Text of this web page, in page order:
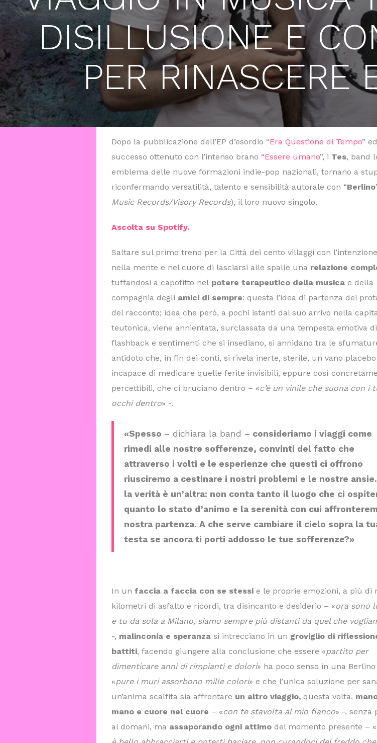
DISILLUSIONE E
PER RINASCERE
Dopo la pubblicazione dell’EP d’esordio “Era Questione di Tempo”
successo ottenuto con l’intenso brano “Essere umano”, i Tes, band
emblema delle nuove formazioni indie-pop nazionali, tornano a
riconfermando versatilità, talento e sensibilità autorale con “Berlino
Music Records/Visory Records), il loro nuovo singolo.
Ascolta su Spotify.
Saltare sul primo treno per la Città dei cento villaggi con
nella mente e nel cuore di lasciarsi alle spalle una relazione
tuffandosi a capofitto nel potere terapeutico della musica e della
compagnia degli amici di sempre: questa l’idea di partenza del
del racconto; idea che però, a pochi istanti dal suo arrivo nella
teutonica, viene annientata, surclassata da una tempesta emotiva di
flashback e sentimenti che si insediano, si annidano tra le
antidoto che, in fin dei conti, si rivela inerte, sterile, un vano placebo
incapace di medicare quelle ferite invisibili, eppure così
percettibili, che ci bruciano dentro – «c’è un vinile che suona con i
occhi dentro» -.
«Spesso – dichiara la band – consideriamo i viaggi come
rimedi alle nostre sofferenze, convinti del fatto che
attraverso i volti e le esperienze che questi ci offrono
riusciremo a cestinare i nostri problemi e le nostre
la verità è un’altra: non conta tanto il luogo che ci
quanto lo stato d’animo e la serenità con cui
nostra partenza. A che serve cambiare il cielo sopra la
testa se ancora ti porti addosso le tue sofferenze?»
In un faccia a faccia con se stessi e le proprie emozioni, a più di
kilometri di asfalto e ricordi, tra disincanto e desiderio – «ora sono
e tu da sola a Milano, siamo sempre più distanti da quel che
-, malinconia e speranza si intrecciano in un groviglio di
battiti, facendo giungere alla conclusione che essere «partito per
dimenticare anni di rimpianti e dolori» ha poco senso in una
«pure i muri assorbono mille colori» e che l’unica soluzione per
un’anima scalfita sia affrontare un altro viaggio, questa volta,
mano e cuore nel cuore – «con te stavolta al mio fianco» -, senza
al domani, ma assaporando ogni attimo del momento presente – «